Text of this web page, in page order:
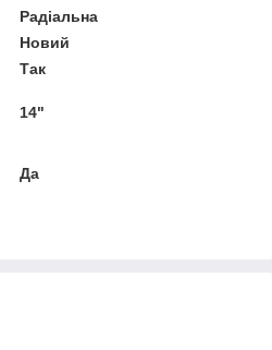
Радіальна
Новий
Так
14"
Да